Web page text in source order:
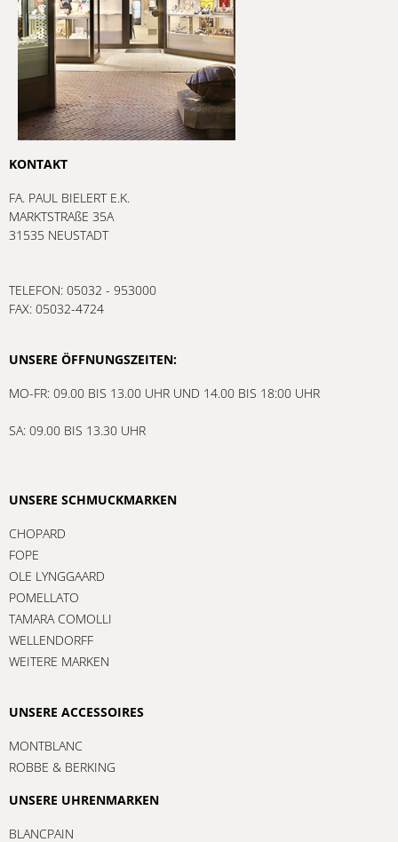
KONTAKT
FA. PAUL BIELERT E.K.
MARKTSTRAßE 35A
31535 NEUSTADT
TELEFON: 05032 - 953000
FAX: 05032-4724
UNSERE ÖFFNUNGSZEITEN:
MO-FR: 09.00 BIS 13.00 UHR UND 14.00 BIS 18:00 UHR
SA: 09.00 BIS 13.30 UHR
UNSERE SCHMUCKMARKEN
CHOPARD
FOPE
OLE LYNGGAARD
POMELLATO
TAMARA COMOLLI
WELLENDORFF
WEITERE MARKEN
UNSERE ACCESSOIRES
MONTBLANC
ROBBE & BERKING
UNSERE UHRENMARKEN
BLANCPAIN